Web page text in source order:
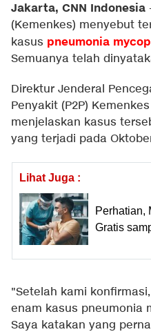
Jakarta, CNN Indonesia
(Kemenkes) menyebut
kasus pneumonia
Semuanya telah
Direktur Jenderal
Penyakit (P2P)
menjelaskan kasus
yang terjadi pada
Lihat Juga :
Perhatian,
Gratis
"Setelah kami
enam kasus pneumonia
Saya katakan yang